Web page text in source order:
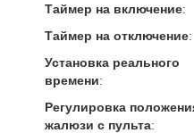
Таймер на включение:
Таймер на отключение:
Установка реального
времени:
Регулировка
жалюзи с пульта: